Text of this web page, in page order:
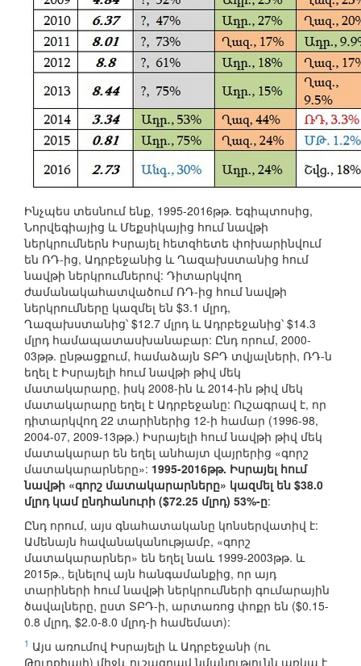
Ինչպես տեսնում ենք, 1995-2016թթ. Եգիպտոսից,
Նորվեգիայից և Մեքսիկայից հում նավթի
ներկրումներն Իսրայել հետզհետե փոխարինվում
են ՌԴ-ից, Ադրբեջանից և Ղազախստանից հում
նավթի ներկրումներով: Դիտարկվող
ժամանակահատվածում ՌԴ-ից հում նավթի
ներկրումները կազմել են $3.1 մլրդ,
Ղազախստանից՝ $12.7 մլրդ և Ադրբեջանից՝ $14.3
մլրդ համապատասխանաբար: Ընդ որում, 2000-
03թթ. ընթացքում, համաձայն ՏԲԴ տվյալների, ՌԴ-ն
եղել է Իսրայելի հում նավթի թիվ մեկ
մատակարարը, իսկ 2008-ին և 2014-ին թիվ մեկ
մատակարարը եղել է Ադրբեջանը: Ուշագրավ է, որ
դիտարկվող 22 տարիներից 12-ի համար (1996-98,
2004-07, 2009-13թթ.) Իսրայելի հում նավթի թիվ մեկ
մատակարար են եղել անհայտ վայրերից «գորշ
մատակարարները»: 1995-2016թթ. Իսրայել հում
նավթի «գորշ մատակարարները» կազմել են $38.0
մլրդ կամ ընդհանուրի ($72.25 մլրդ) 53%-ը:
Ընդ որում, այս գնահատականը կոնսերվատիվ է:
Ամենայն հավանականությամբ, «գորշ
մատակարարներ» են եղել նաև 1999-2003թթ. և
2015թ., ելնելով այն հանգամանքից, որ այդ
տարիների հում նավթի ներկրումների գումարային
ծավալները, ըստ ՏԲԴ-ի, արտառոց փոքր են ($0.15-
0.8 մլրդ, $2.0-8.0 մլրդ-ի համեմատ):
1 Այս առումով Իսրայելի և Ադրբեջանի (ու
Թուրքիայի) միջև ուշագրավ նմանությունն առկա է